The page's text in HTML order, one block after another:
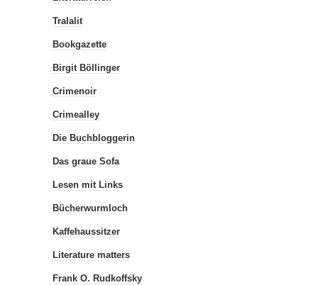
Tralalit
Bookgazette
Birgit Böllinger
Crimenoir
Crimealley
Die Buchbloggerin
Das graue Sofa
Lesen mit Links
Bücherwurmloch
Kaffehaussitzer
Literature matters
Frank O. Rudkoffsky